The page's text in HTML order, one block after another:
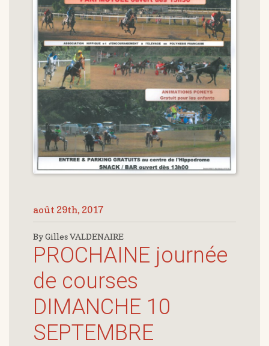
août 29th, 2017
By Gilles VALDENAIRE
PROCHAINE journée
de courses
DIMANCHE 10
SEPTEMBRE